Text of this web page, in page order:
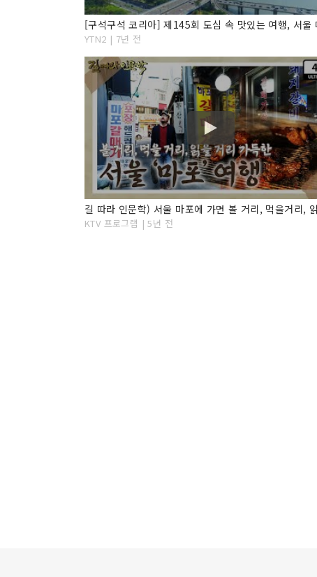
YTN2 | 7년 전
KTV 프로그램 | 5년 전